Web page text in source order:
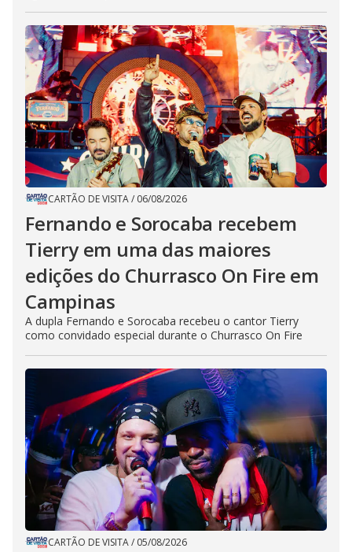
CARTÃO DE VISITA/ 06/08/2026
Fernando e Sorocaba recebem
Tierry em uma das maiores
edições do Churrasco On Fire em
Campinas
A dupla Fernando e Sorocaba recebeu o cantor Tierry
como convidado especial durante o Churrasco On Fire
CARTÃO DE VISITA/ 05/08/2026